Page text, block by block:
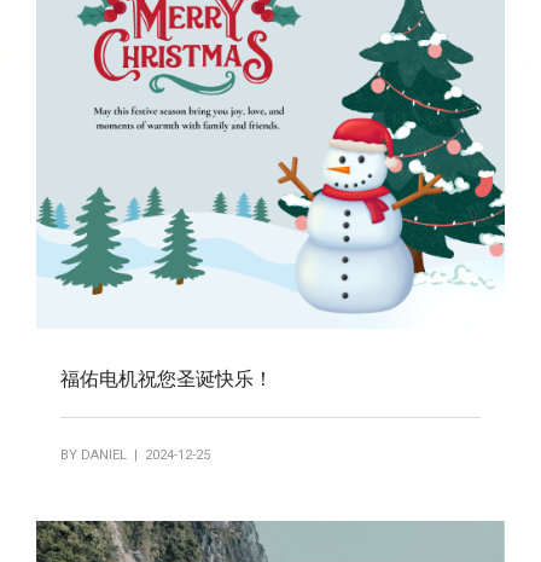
福佑电机祝您圣诞快乐！
BY DANIEL | 2024-12-25